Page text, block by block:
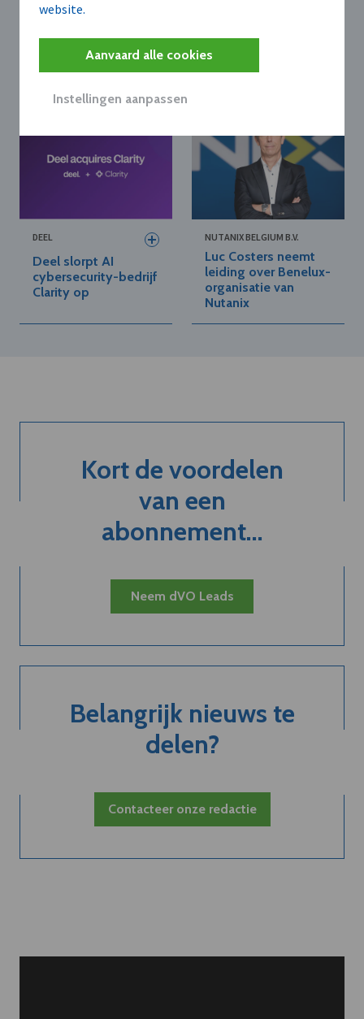
website.
Aanvaard alle cookies
Instellingen aanpassen
NTX benoemt Tom
infrastructuren en
lokale SASE-
beveiliging
DEEL
Deel slorpt AI
cybersecurity-bedrijf
Clarity op
NUTANIX BELGIUM B.V.
Luc Costers neemt
leiding over Benelux-
organisatie van
Nutanix
Kort de voordelen
van een
abonnement...
Neem dVO Leads
Belangrijk nieuws te
delen?
Contacteer onze redactie